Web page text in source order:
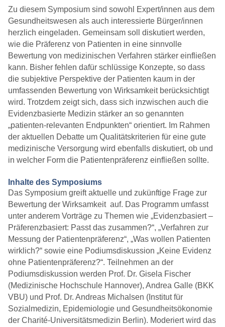
Zu diesem Symposium sind sowohl Expert/innen aus dem
Gesundheitswesen als auch interessierte Bürger/innen
herzlich eingeladen. Gemeinsam soll diskutiert werden,
wie die Präferenz von Patienten in eine sinnvolle
Bewertung von medizinischen Verfahren stärker einfließen
kann. Bisher fehlen dafür schlüssige Konzepte, so dass
die subjektive Perspektive der Patienten kaum in der
umfassenden Bewertung von Wirksamkeit berücksichtigt
wird. Trotzdem zeigt sich, dass sich inzwischen auch die
Evidenzbasierte Medizin stärker an so genannten
„patienten-relevanten Endpunkten“ orientiert. Im Rahmen
der aktuellen Debatte um Qualitätskriterien für eine gute
medizinische Versorgung wird ebenfalls diskutiert, ob und
in welcher Form die Patientenpräferenz einfließen sollte.
Inhalte des Symposiums
Das Symposium greift aktuelle und zukünftige Frage zur
Bewertung der Wirksamkeit auf. Das Programm umfasst
unter anderem Vorträge zu Themen wie „Evidenzbasiert –
Präferenzbasiert: Passt das zusammen?“, „Verfahren zur
Messung der Patientenpräferenz“, „Was wollen Patienten
wirklich?“ sowie eine Podiumsdiskussion „Keine Evidenz
ohne Patientenpräferenz?“. Teilnehmen an der
Podiumsdiskussion werden Prof. Dr. Gisela Fischer
(Medizinische Hochschule Hannover), Andrea Galle (BKK
VBU) und Prof. Dr. Andreas Michalsen (Institut für
Sozialmedizin, Epidemiologie und Gesundheitsökonomie
der Charité-Universitätsmedizin Berlin). Moderiert wird das